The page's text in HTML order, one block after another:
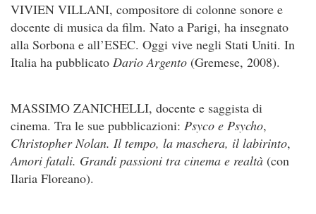
VIVIEN VILLANI, compositore di colonne sonore e
docente di musica da film. Nato a Parigi, ha insegnato
alla Sorbona e all’ESEC. Oggi vive negli Stati Uniti. In
Italia ha pubblicato Dario Argento (Gremese, 2008).
MASSIMO ZANICHELLI, docente e saggista di
cinema. Tra le sue pubblicazioni: Psyco e Psycho,
Christopher Nolan. Il tempo, la maschera, il labirinto,
Amori fatali. Grandi passioni tra cinema e realtà (con
Ilaria Floreano).